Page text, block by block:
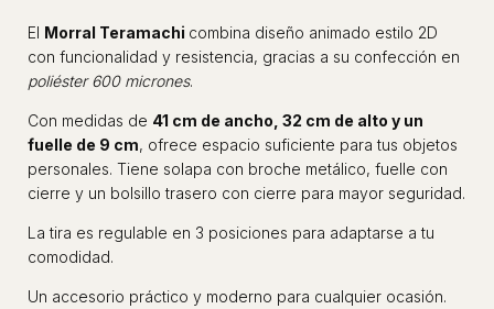
El Morral Teramachi combina diseño animado estilo 2D
con funcionalidad y resistencia, gracias a su confección en
poliéster 600 micrones.
Con medidas de 41 cm de ancho, 32 cm de alto y un
fuelle de 9 cm, ofrece espacio suficiente para tus objetos
personales. Tiene solapa con broche metálico, fuelle con
cierre y un bolsillo trasero con cierre para mayor seguridad.
La tira es regulable en 3 posiciones para adaptarse a tu
comodidad.
Un accesorio práctico y moderno para cualquier ocasión.